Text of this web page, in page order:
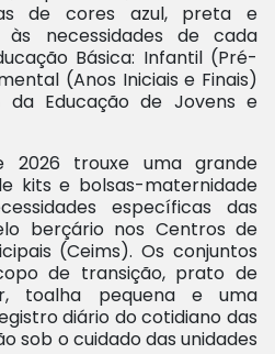
de cores azul, preta e
às necessidades de cada
Básica: Infantil (Pré-
(Anos Iniciais e Finais)
da Educação de Jovens e
trouxe uma grande
kits e bolsas-maternidade
específicas das
berçário nos Centros de
(Ceims). Os conjuntos
de transição, prato de
toalha pequena e uma
diário do cotidiano das
sob o cuidado das unidades